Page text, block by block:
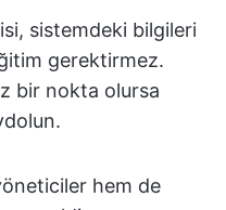
sistemdeki bilgileri
gerektirmez.
bir nokta olursa
hem de